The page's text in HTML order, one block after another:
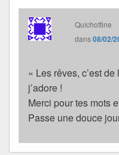
Quichottine
dans08/02/
« Les rêves, c’est
j’adore !
Merci pour tes mots
Passe une douce